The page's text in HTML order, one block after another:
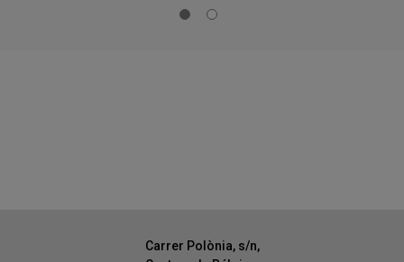
Carrer Polònia, s/n,